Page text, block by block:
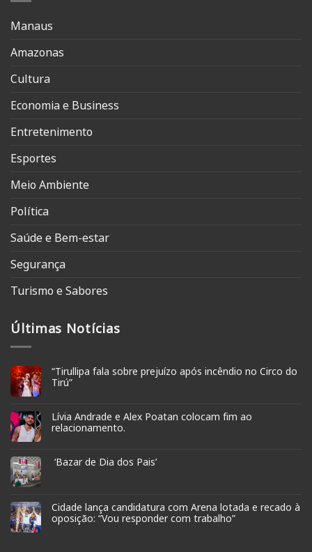
Manaus
Amazonas
Cultura
Economia e Business
Entretenimento
Esportes
Meio Ambiente
Política
Saúde e Bem-estar
Segurança
Turismo e Sabores
Últimas Notícias
“Tirullipa fala sobre prejuízo após incêndio no Circo do
Tirú”
Lívia Andrade e Alex Poatan colocam fim ao
relacionamento.
‘Bazar de Dia dos Pais’
Cidade lança candidatura com Arena lotada e recado à
oposição: “Vou responder com trabalho”